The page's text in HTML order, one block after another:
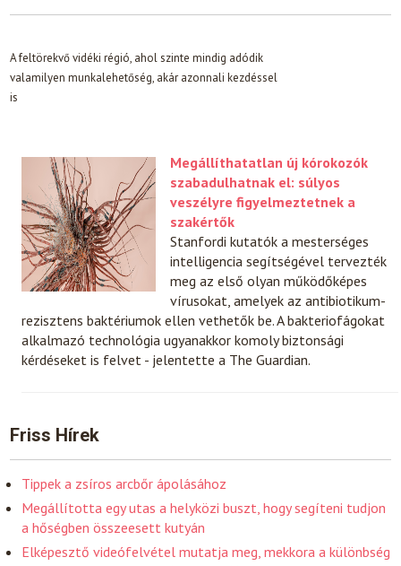
A feltörekvő vidéki régió, ahol szinte mindig adódik
valamilyen munkalehetőség, akár azonnali kezdéssel
is
Megállíthatatlan új kórokozók
szabadulhatnak el: súlyos
veszélyre figyelmeztetnek a
szakértők
Stanfordi kutatók a mesterséges
intelligencia segítségével tervezték
meg az első olyan működőképes
vírusokat, amelyek az antibiotikum-
rezisztens baktériumok ellen vethetők be. A bakteriofágokat
alkalmazó technológia ugyanakkor komoly biztonsági
kérdéseket is felvet - jelentette a The Guardian.
Friss Hírek
Tippek a zsíros arcbőr ápolásához
Megállította egy utas a helyközi buszt, hogy segíteni tudjon
a hőségben összeesett kutyán
Elképesztő videófelvétel mutatja meg, mekkora a különbség